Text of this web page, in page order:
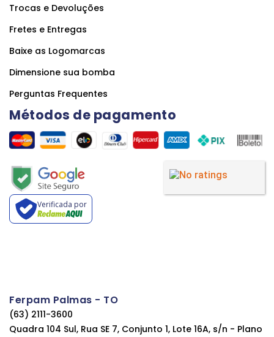
Trocas e Devoluções
Fretes e Entregas
Baixe as Logomarcas
Dimensione sua bomba
Perguntas Frequentes
Métodos de pagamento
Verificada por
Ferpam Palmas - TO
(63) 2111-3600
Quadra 104 Sul, Rua SE 7, Conjunto 1, Lote 16A, s/n - Plano